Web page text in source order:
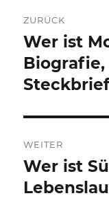
ZURÜCK
Vorheriger
Beitrag:
Wer ist
Biografie,
WEITER
Nächster
Beitrag:
Wer ist